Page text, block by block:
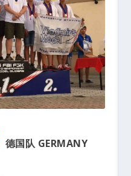
德国队 GERMANY